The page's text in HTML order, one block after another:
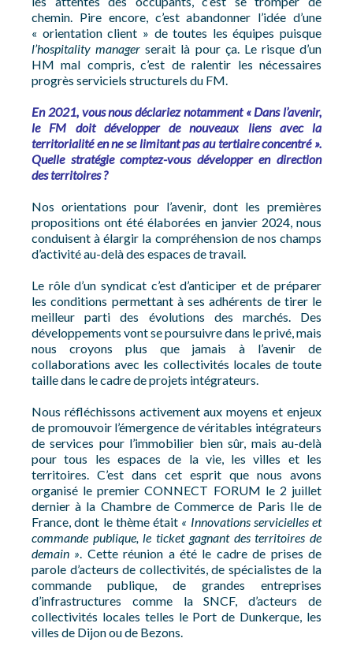
chemin. Pire encore, c’est abandonner l’idée d’une
« orientation client » de toutes les équipes puisque
l’hospitality manager serait là pour ça. Le risque d’un
HM mal compris, c’est de ralentir les nécessaires
progrès serviciels structurels du FM.
En 2021, vous nous déclariez notamment « Dans l’avenir,
le FM doit développer de nouveaux liens avec la
territorialité en ne se limitant pas au tertiaire concentré ».
Quelle stratégie comptez-vous développer en direction
des territoires ?
Nos orientations pour l’avenir, dont les premières
propositions ont été élaborées en janvier 2024, nous
conduisent à élargir la compréhension de nos champs
d’activité au-delà des espaces de travail.
Le rôle d’un syndicat c’est d’anticiper et de préparer
les conditions permettant à ses adhérents de tirer le
meilleur parti des évolutions des marchés. Des
développements vont se poursuivre dans le privé, mais
nous croyons plus que jamais à l’avenir de
collaborations avec les collectivités locales de toute
taille dans le cadre de projets intégrateurs.
Nous réfléchissons activement aux moyens et enjeux
de promouvoir l’émergence de véritables intégrateurs
de services pour l’immobilier bien sûr, mais au-delà
pour tous les espaces de la vie, les villes et les
territoires. C’est dans cet esprit que nous avons
organisé le premier CONNECT FORUM le 2 juillet
dernier à la Chambre de Commerce de Paris Ile de
France, dont le thème était « Innovations servicielles et
commande publique, le ticket gagnant des territoires de
demain ». Cette réunion a été le cadre de prises de
parole d’acteurs de collectivités, de spécialistes de la
commande publique, de grandes entreprises
d’infrastructures comme la SNCF, d’acteurs de
collectivités locales telles le Port de Dunkerque, les
villes de Dijon ou de Bezons.